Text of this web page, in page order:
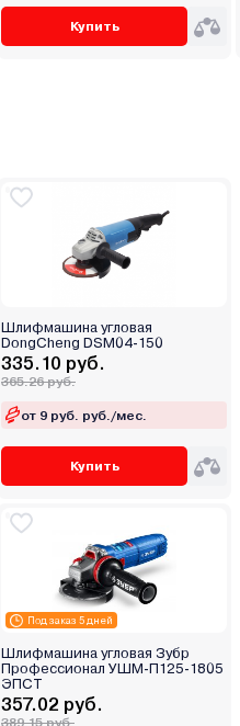
Купить
Шлифмашина угловая
DongCheng DSM04-150
335.10 руб.
365.26 руб.
от 9 руб. руб./мес.
Купить
Под заказ 5 дней
Шлифмашина угловая Зубр
Профессионал УШМ-П125-1805
ЭПСТ
357.02 руб.
389.15 руб.